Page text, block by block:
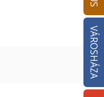
VÁROSHÁZA